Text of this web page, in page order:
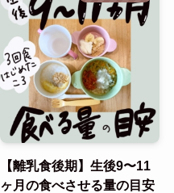
【離乳食後期】生後9〜11
ヶ月の食べさせる量の目安